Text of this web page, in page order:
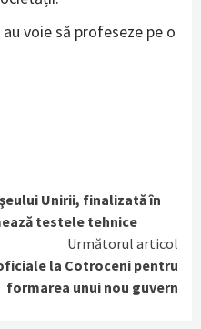
voie să profeseze pe o
Unirii, finalizată în
testele tehnice
Următorul articol
la Cotroceni pentru
formarea unui nou guvern